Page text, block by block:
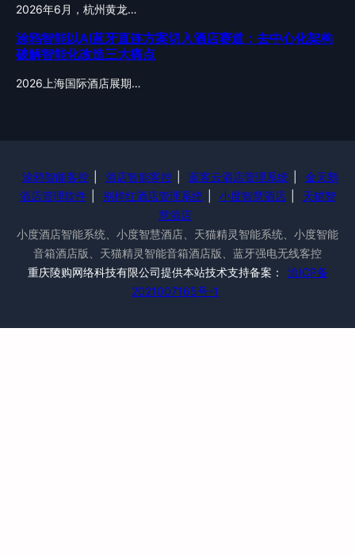
2026年6月，杭州黄龙…
涂鸦智能以AI蓝牙直连方案切入酒店赛道：去中心化架构
破解智能化改造三大痛点
2026上海国际酒店展期…
涂鸦智能客控 酒店智能客控 蓝客云酒店管理系统
金天鹅
酒店管理软件
别样红酒店管理系统 小度智慧酒店
天猫智
慧酒店
小度酒店智能系统、小度智慧酒店、天猫精灵智能系统、小度智能
音箱酒店版、天猫精灵智能音箱酒店版、蓝牙强电无线客控
重庆陵购网络科技有限公司提供本站技术支持备案：
渝ICP备
2021007165号-1